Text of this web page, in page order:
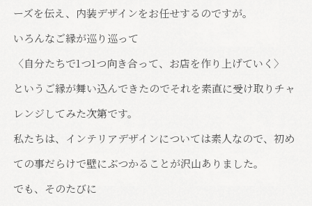
ーズを伝え、内装デザインをお任せするのですが。
いろんなご縁が巡り巡って
〈自分たちで1つ1つ向き合って、お店を作り上げていく〉
というご縁が舞い込んできたのでそれを素直に受け取りチャ
レンジしてみた次第です。
私たちは、インテリアデザインについては素人なので、初め
ての事だらけで壁にぶつかることが沢山ありました。
でも、そのたびに